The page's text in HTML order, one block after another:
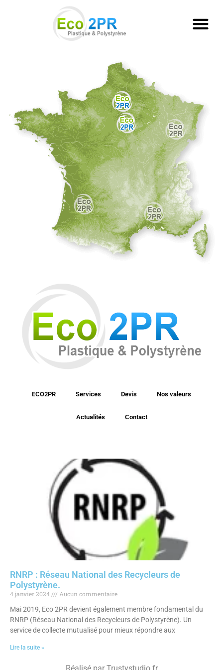
ECO2PR Services Devis Nos valeurs
Actualités Contact
RNRP : Réseau National des Recycleurs de
Polystyrène.
4 janvier 2024
Aucun commentaire
Mai 2019, Eco 2PR devient également membre fondamental du
RNRP (Réseau National des Recycleurs de Polystyrène). Un
service de collecte mutualisé pour mieux répondre aux
Lire la suite »